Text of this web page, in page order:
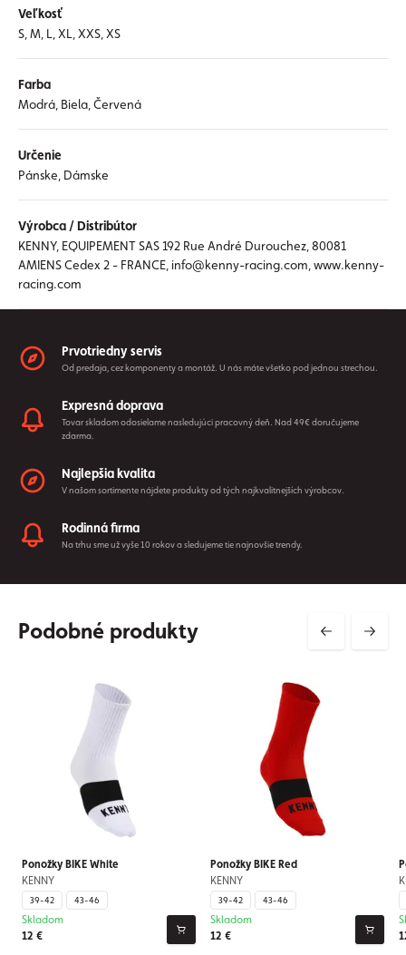
Veľkosť
S, M, L, XL, XXS, XS
Farba
Modrá, Biela, Červená
Určenie
Pánske, Dámske
Výrobca / Distribútor
KENNY, EQUIPEMENT SAS 192 Rue André Durouchez, 80081
AMIENS Cedex 2 - FRANCE, info@kenny-racing.com, www.kenny-
racing.com
Prvotriedny servis
Od predaja, cez komponenty a montáž. U nás máte všetko pod jednou strechou.
Expresná doprava
Tovar skladom odosielame nasledujúci pracovný deň. Nad 49€ doručujeme
zdarma.
Najlepšia kvalita
V našom sortimente nájdete produkty od tých najkvalitnejších výrobcov.
Rodinná firma
Na trhu sme už vyše 10 rokov a sledujeme tie najnovšie trendy.
Podobné produkty
Ponožky BIKE White
KENNY
39-42 43-46
12 €
Skladom
Ponožky BIKE Red
KENNY
39-42 43-46
12 €
Skladom